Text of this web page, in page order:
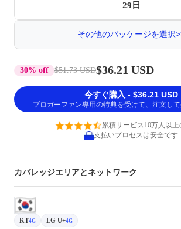
29日
その他のパッケージを選択
30% off $51.73 USD$36.21 USD
今すぐ購入 - $36.21 USD
ブロガーファン専用の特典を受けて、注文し
累積サービス10万人以
支払いプロセスは安全です
カバレッジエリアとネットワーク
KT4G LG U+4G